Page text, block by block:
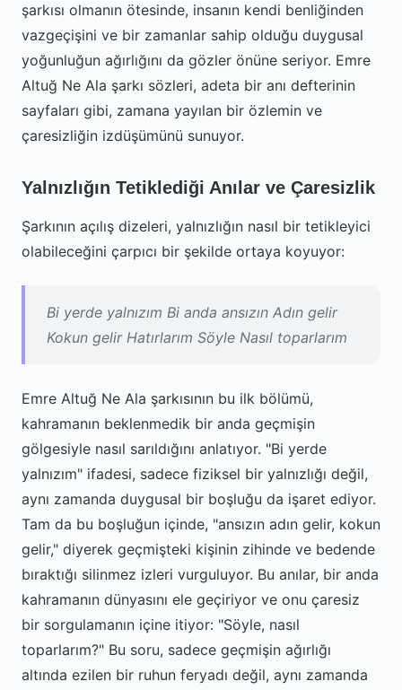
şarkısı olmanın ötesinde, insanın kendi benliğinden
vazgeçişini ve bir zamanlar sahip olduğu duygusal
yoğunluğun ağırlığını da gözler önüne seriyor. Emre
Altuğ Ne Ala şarkı sözleri, adeta bir anı defterinin
sayfaları gibi, zamana yayılan bir özlemin ve
çaresizliğin izdüşümünü sunuyor.
Yalnızlığın Tetiklediği Anılar ve Çaresizlik
Şarkının açılış dizeleri, yalnızlığın nasıl bir tetikleyici
olabileceğini çarpıcı bir şekilde ortaya koyuyor:
Bi yerde yalnızım Bi anda ansızın Adın gelir
Kokun gelir Hatırlarım Söyle Nasıl toparlarım
Emre Altuğ Ne Ala şarkısının bu ilk bölümü,
kahramanın beklenmedik bir anda geçmişin
gölgesiyle nasıl sarıldığını anlatıyor. "Bi yerde
yalnızım" ifadesi, sadece fiziksel bir yalnızlığı değil,
aynı zamanda duygusal bir boşluğu da işaret ediyor.
Tam da bu boşluğun içinde, "ansızın adın gelir, kokun
gelir," diyerek geçmişteki kişinin zihinde ve bedende
bıraktığı silinmez izleri vurguluyor. Bu anılar, bir anda
kahramanın dünyasını ele geçiriyor ve onu çaresiz
bir sorgulamanın içine itiyor: "Söyle, nasıl
toparlarım?" Bu soru, sadece geçmişin ağırlığı
altında ezilen bir ruhun feryadı değil, aynı zamanda